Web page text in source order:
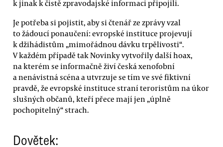
k jinak k čistě zpravodajské informaci připojili.
Je potřeba si pojistit, aby si čtenář ze zprávy vzal
to žádoucí ponaučení: evropské instituce projevují
k džihádistům „mimořádnou dávku trpělivosti“.
V každém případě tak Novinky vytvořily další hoax,
na kterém se informačně živí česká xenofobní
a nenávistná scéna a utvrzuje se tím ve své fiktivní
pravdě, že evropské instituce straní teroristům na úkor
slušných občanů, kteří přece mají jen „úplně
pochopitelný“ strach.
Dovětek: